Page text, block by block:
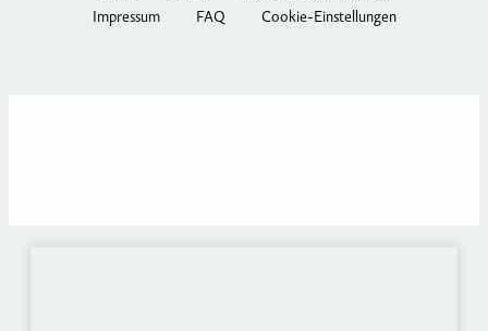
Impressum
FAQ Cookie-Einstellungen